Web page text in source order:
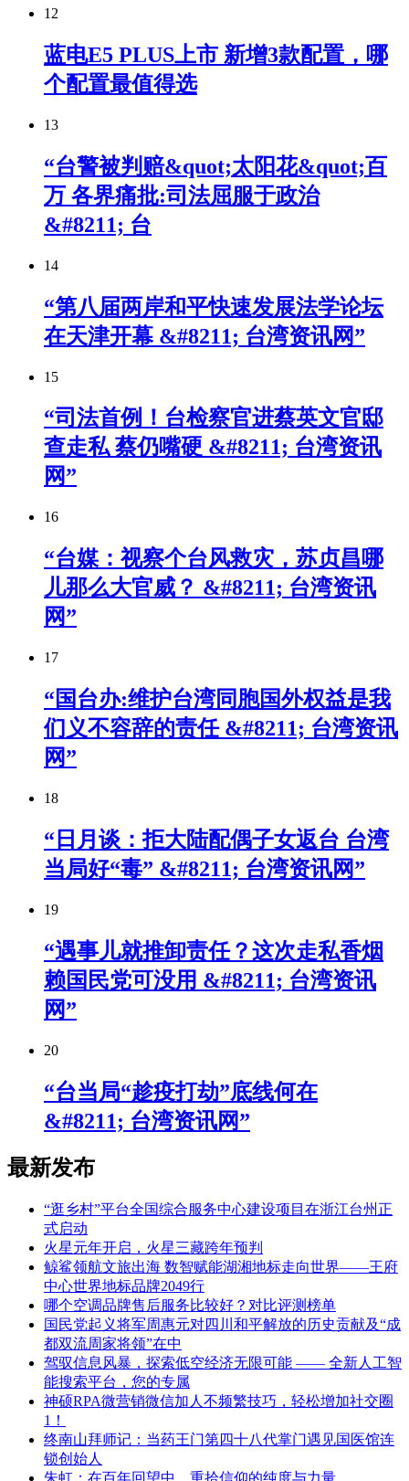
12
蓝电E5 PLUS上市 新增3款配置，哪
个配置最值得选
13
“台警被判赔&quot;太阳花&quot;百
万 各界痛批:司法屈服于政治
&#8211; 台
14
“第八届两岸和平快速发展法学论坛
在天津开幕 &#8211; 台湾资讯网”
15
“司法首例！台检察官进蔡英文官邸
查走私 蔡仍嘴硬 &#8211; 台湾资讯
网”
16
“台媒：视察个台风救灾，苏贞昌哪
儿那么大官威？ &#8211; 台湾资讯
网”
17
“国台办:维护台湾同胞国外权益是我
们义不容辞的责任 &#8211; 台湾资讯
网”
18
“日月谈：拒大陆配偶子女返台 台湾
当局好“毒” &#8211; 台湾资讯网”
19
“遇事儿就推卸责任？这次走私香烟
赖国民党可没用 &#8211; 台湾资讯
网”
20
“台当局“趁疫打劫”底线何在
&#8211; 台湾资讯网”
最新发布
“逛乡村”平台全国综合服务中心建设项目在浙江台州正
式启动
火星元年开启，火星三藏跨年预判
鲸鲨领航文旅出海 数智赋能湖湘地标走向世界——王府
中心世界地标品牌2049行
哪个空调品牌售后服务比较好？对比评测榜单
国民党起义将军周惠元对四川和平解放的历史贡献及“成
都双流周家将领”在中
驾驭信息风暴，探索低空经济无限可能 —— 全新人工智
能搜索平台，您的专属
神硕RPA微营销微信加人不频繁技巧，轻松增加社交圈
1！
终南山拜师记：当药王门第四十八代掌门遇见国医馆连
锁创始人